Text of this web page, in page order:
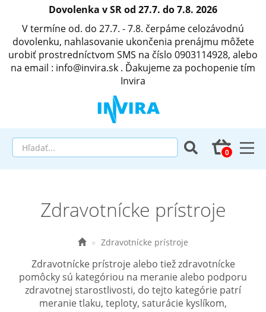
Dovolenka v SR od 27.7. do 7.8. 2026
V termíne od. do 27.7. - 7.8. čerpáme celozávodnú
dovolenku, nahlasovanie ukončenia prenájmu môžete
urobiť prostredníctvom SMS na číslo 0903114928, alebo
na email : info@invira.sk . Ďakujeme za pochopenie tím
Invira
Matrace a antidekubitné programy
Invalidné vozíky
Elektrické vozíky
Ostatné pomôcky
Zdravotnícke prístroje
Zdravotnícke prístroje
Zdravotnícke prístroje alebo tiež zdravotnícke
pomôcky sú kategóriou na meranie alebo podporu
zdravotnej starostlivosti, do tejto kategórie patrí
meranie tlaku, teploty, saturácie kyslíkom,